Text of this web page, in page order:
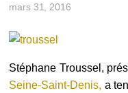
mars 31, 2016
Stéphane Troussel,
Seine-Saint-Denis, a